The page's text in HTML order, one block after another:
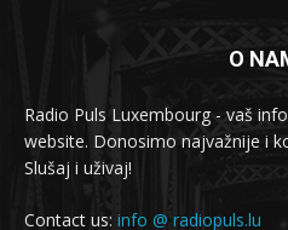
O
Radio Puls Luxembourg - vaš
website. Donosimo najvažnije i
Slušaj i uživaj!
Contact us: info @ radiopuls.lu